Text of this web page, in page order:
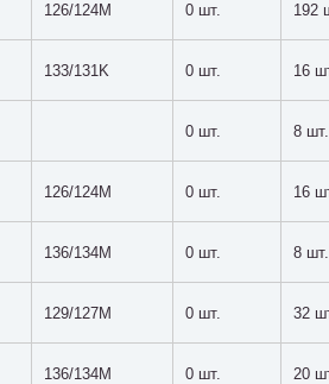
126/124M 0 шт. 192
133/131K 0 шт. 16
0 шт. 8 шт.
126/124M 0 шт. 16
136/134M 0 шт. 8 шт.
129/127M 0 шт. 32
136/134M 0 шт. 20